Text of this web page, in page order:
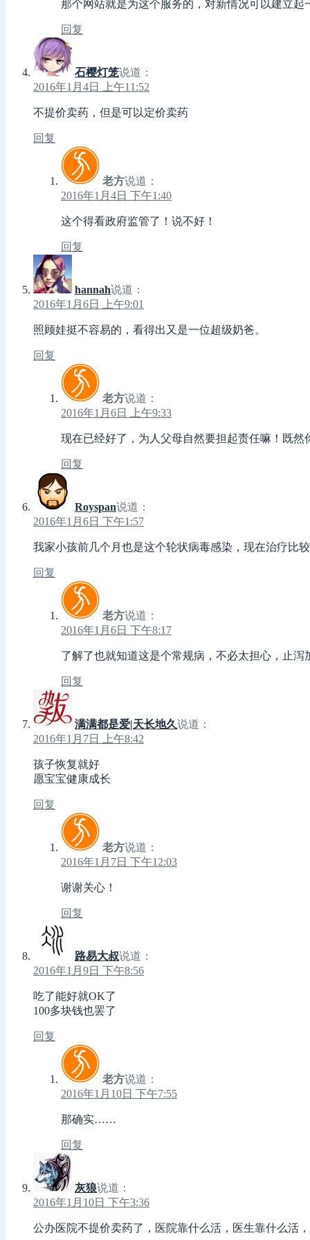
那个网站就是为这个服务的，对新情况可以建立起
回复
石樱灯笼说道：
2016年1月4日 上午11:52
不提价卖药，但是可以定价卖药
回复
老方说道：
2016年1月4日 下午1:40
这个得看政府监管了！说不好！
回复
hannah说道：
2016年1月6日 上午9:01
照顾娃挺不容易的，看得出又是一位超级奶爸。
回复
老方说道：
2016年1月6日 上午9:33
现在已经好了，为人父母自然要担起责任嘛！既然
回复
Royspan说道：
2016年1月6日 下午1:57
我家小孩前几个月也是这个轮状病毒感染，现在治疗比
回复
老方说道：
2016年1月6日 下午8:17
了解了也就知道这是个常规病，不必太担心，止泻
回复
满满都是爱|天长地久说道：
2016年1月7日 上午8:42
孩子恢复就好
愿宝宝健康成长
回复
老方说道：
2016年1月7日 下午12:03
谢谢关心！
回复
路易大叔说道：
2016年1月9日 下午8:56
吃了能好就OK了
100多块钱也罢了
回复
老方说道：
2016年1月10日 下午7:55
那确实……
回复
灰狼说道：
2016年1月10日 下午3:36
公办医院不提价卖药了，医院靠什么活，医生靠什么活，